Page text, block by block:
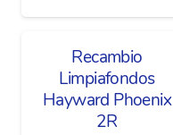
Recambio
Limpiafondos
Hayward Phoenix
2R